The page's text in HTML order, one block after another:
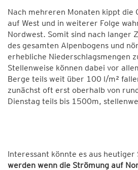
Nach mehreren Monaten kippt die
auf West und in weiterer Folge
Nordwest. Somit sind nach langer
des gesamten Alpenbogens und
erhebliche Niederschlagsmengen
Stellenweise können dabei vor
Berge teils weit über 100 l/m²
zunächst oft erst oberhalb von
Dienstag teils bis 1500m,
Interessant könnte es aus heutiger
werden wenn die Strömung auf